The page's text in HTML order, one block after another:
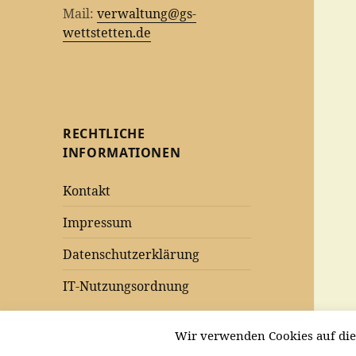
Mail:verwaltung@gs-
wettstetten.de
RECHTLICHE
INFORMATIONEN
Kontakt
Impressum
Datenschutzerklärung
IT-Nutzungsordnung
Wir verwenden Cookies auf